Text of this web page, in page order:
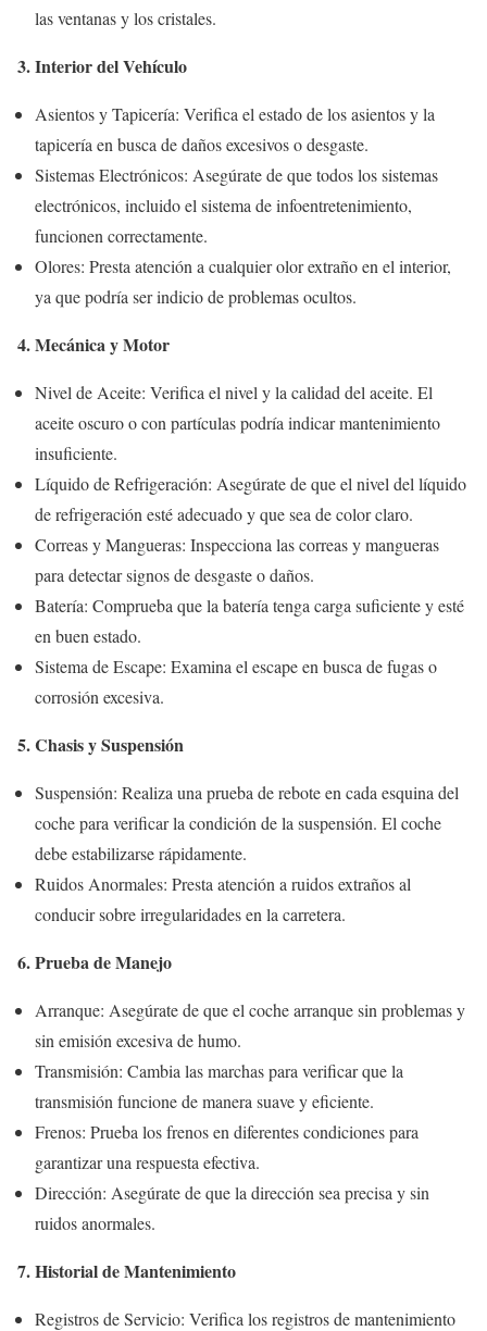
las ventanas y los cristales.
3. Interior del Vehículo
Asientos y Tapicería: Verifica el estado de los asientos y la
tapicería en busca de daños excesivos o desgaste.
Sistemas Electrónicos: Asegúrate de que todos los sistemas
electrónicos, incluido el sistema de infoentretenimiento,
funcionen correctamente.
Olores: Presta atención a cualquier olor extraño en el interior,
ya que podría ser indicio de problemas ocultos.
4. Mecánica y Motor
Nivel de Aceite: Verifica el nivel y la calidad del aceite. El
aceite oscuro o con partículas podría indicar mantenimiento
insuficiente.
Líquido de Refrigeración: Asegúrate de que el nivel del líquido
de refrigeración esté adecuado y que sea de color claro.
Correas y Mangueras: Inspecciona las correas y mangueras
para detectar signos de desgaste o daños.
Batería: Comprueba que la batería tenga carga suficiente y esté
en buen estado.
Sistema de Escape: Examina el escape en busca de fugas o
corrosión excesiva.
5. Chasis y Suspensión
Suspensión: Realiza una prueba de rebote en cada esquina del
coche para verificar la condición de la suspensión. El coche
debe estabilizarse rápidamente.
Ruidos Anormales: Presta atención a ruidos extraños al
conducir sobre irregularidades en la carretera.
6. Prueba de Manejo
Arranque: Asegúrate de que el coche arranque sin problemas y
sin emisión excesiva de humo.
Transmisión: Cambia las marchas para verificar que la
transmisión funcione de manera suave y eficiente.
Frenos: Prueba los frenos en diferentes condiciones para
garantizar una respuesta efectiva.
Dirección: Asegúrate de que la dirección sea precisa y sin
ruidos anormales.
7. Historial de Mantenimiento
Registros de Servicio: Verifica los registros de mantenimiento